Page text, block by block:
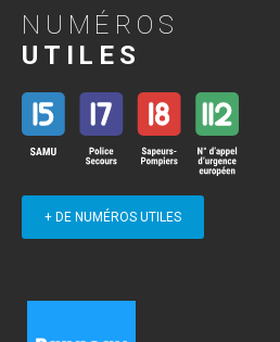
NUMÉROS
UTILES
+ DE NUMÉROS UTILES